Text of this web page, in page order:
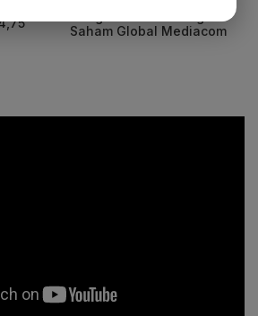
Saham Global Mediacom